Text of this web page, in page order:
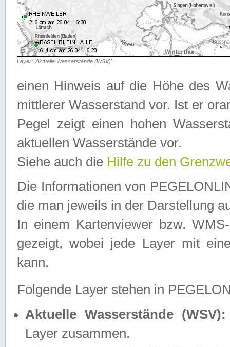
Layer: 'Aktuelle Wasserstände (WSV)'
einen Hinweis auf die Höhe des
mittlerer Wasserstand vor. Ist er
Pegel zeigt einen hohen
aktuellen Wasserstände vor.
Siehe auch die Hilfe zu den
Die Informationen von
die man jeweils in der Darstellung
In einem Kartenviewer bzw.
gezeigt, wobei jede Layer mit
kann.
Folgende Layer stehen in
Aktuelle Wasserstände (WSV):
Layer zusammen.